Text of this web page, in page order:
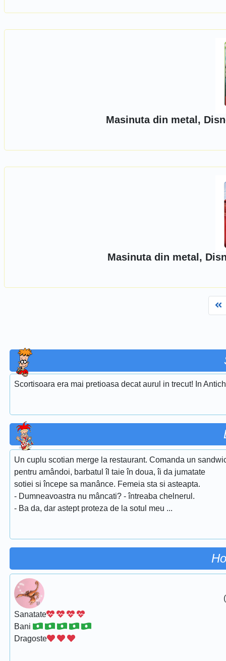
Masinuta din metal,
Masinuta din metal,
Scortisoara era mai pretioasa decat aurul in trecut! In
Un cuplu scotian merge la restaurant. Comanda un
pentru amândoi, barbatul îl taie în doua, îi da jumatate
sotiei si începe sa manânce. Femeia sta si asteapta.
- Dumneavoastra nu mâncati? - întreaba chelnerul.
- Ba da, dar astept proteza de la sotul meu ...
Sanatate
Bani
Dragoste